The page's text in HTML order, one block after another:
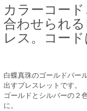
カラーコー
合わせられ
レス。コード
白蝶真珠のゴールドパー
出すブレスレットです。
ゴールドとシルバーの２
に。